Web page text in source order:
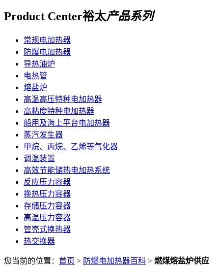
Product Center裕太产品系列
常规电加热器
防爆电加热器
导热油炉
电热管
熔盐炉
高温高压特种电加热器
高粘度特种电加热器
船用及海上平台电加热器
蒸汽发生器
甲烷、丙烷、乙烯等气化器
调温装置
高效节能储热电加热系统
反应压力容器
换热压力容器
存储压力容器
高温压力容器
管壳式换热器
热交换器
您当前的位置： 首页 > 防爆电加热器百科 > 燃煤熔盐炉供应